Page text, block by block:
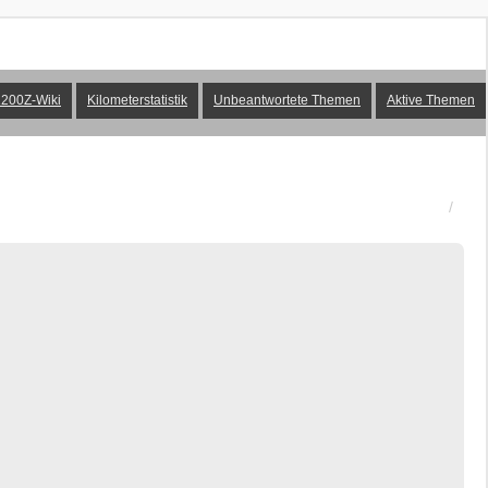
Wiki Kilometerstatistik Unbeantwortete Themen Aktive Themen